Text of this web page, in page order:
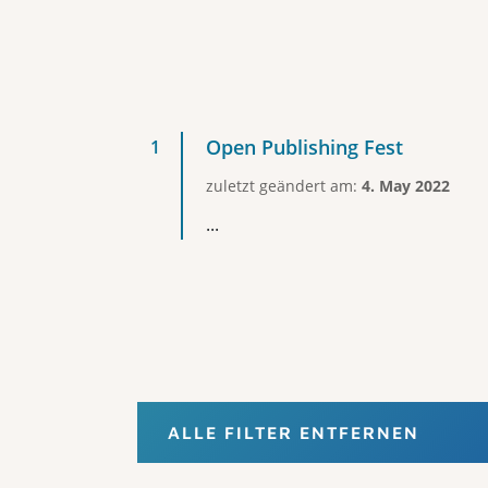
Open Publishing Fest
zuletzt geändert am: 4. May 2022
...
ALLE FILTER ENTFERNEN